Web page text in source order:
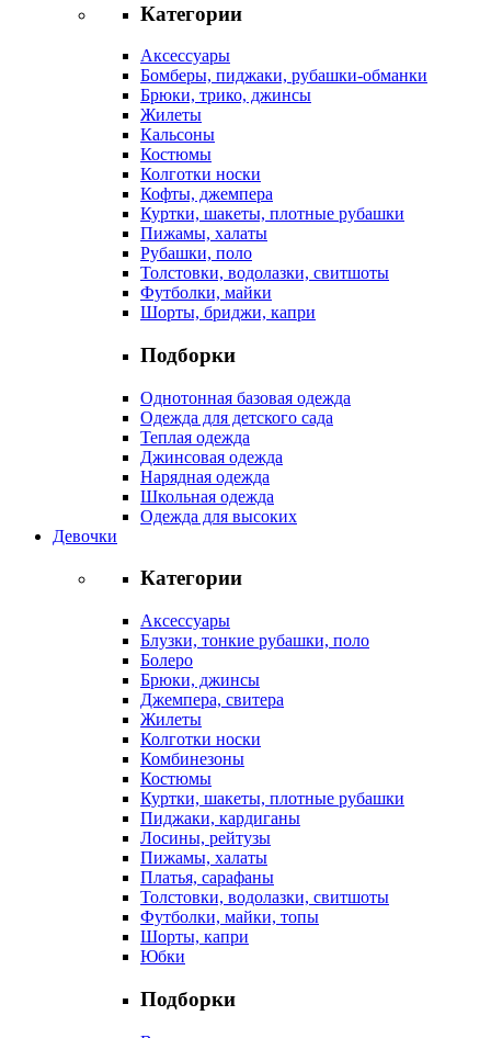
Категории
Аксессуары
Бомберы, пиджаки, рубашки-обманки
Брюки, трико, джинсы
Жилеты
Кальсоны
Костюмы
Колготки носки
Кофты, джемпера
Куртки, шакеты, плотные рубашки
Пижамы, халаты
Рубашки, поло
Толстовки, водолазки, свитшоты
Футболки, майки
Шорты, бриджи, капри
Подборки
Однотонная базовая одежда
Одежда для детского сада
Теплая одежда
Джинсовая одежда
Нарядная одежда
Школьная одежда
Одежда для высоких
Девочки
Категории
Аксессуары
Блузки, тонкие рубашки, поло
Болеро
Брюки, джинсы
Джемпера, свитера
Жилеты
Колготки носки
Комбинезоны
Костюмы
Куртки, шакеты, плотные рубашки
Пиджаки, кардиганы
Лосины, рейтузы
Пижамы, халаты
Платья, сарафаны
Толстовки, водолазки, свитшоты
Футболки, майки, топы
Шорты, капри
Юбки
Подборки